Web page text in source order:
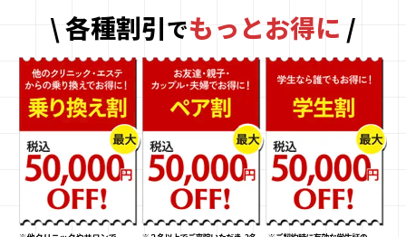
\ 各種割引でもっとお得に /